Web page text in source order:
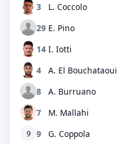
3
L. Coccolo
29 E. Pino
14 I. Iotti
4
A. El Bouchataoui
8
A. Burruano
7
M. Mallahi
9 9 G. Coppola